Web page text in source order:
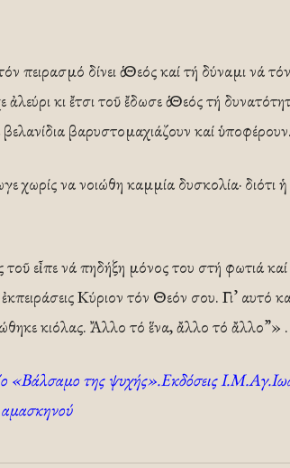
πειρασμό δίνει ὁ Θεός καί τή δύναμι νά τόν
κι ἔτσι τοῦ ἔδωσε ὁ Θεός τή
βαρυστομαχιάζουν καί ὑποφέρουν.
χωρίς να νοιώθη καμμία δυσκολία· διότι ἡ
εἶπε νά πηδήξη μόνος του στή φωτιά
Κύριον τόν Θεόν σου. Γι’ αυτό
κιόλας. Ἄλλο τό ἕνα, ἄλλο τό ἄλλο”» .
«Βάλσαμο της ψυχής».Εκδόσεις